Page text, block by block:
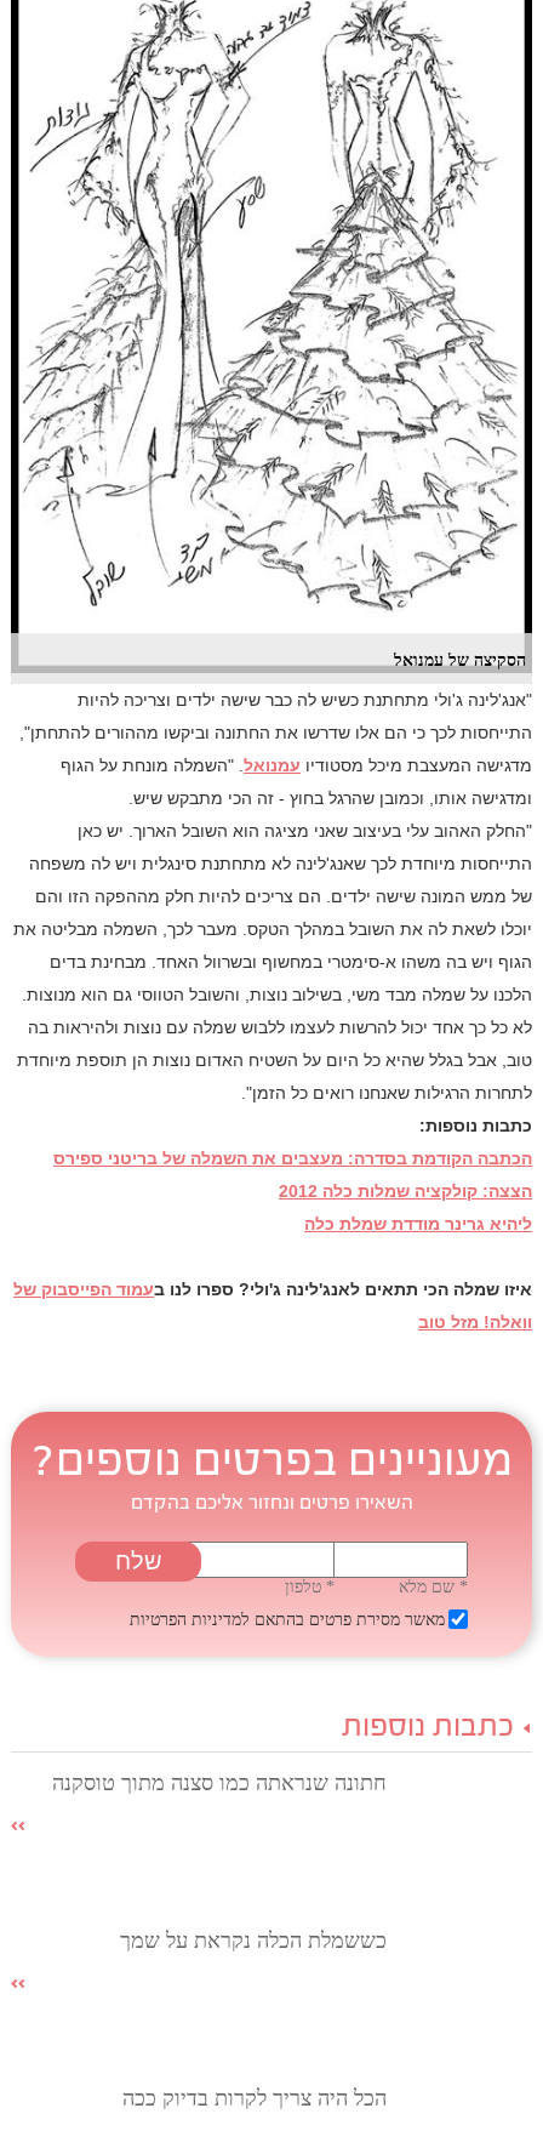
הסקיצה של עמנואל
"אנג'לינה ג'ולי מתחתנת כשיש לה כבר שישה ילדים וצריכה להיות
התייחסות לכך כי הם אלו שדרשו את החתונה וביקשו מההורים להתחתן",
מדגישה המעצבת מיכל מסטודיו עמנואל. "השמלה מונחת על הגוף
ומדגישה אותו, וכמובן שהרגל בחוץ - זה הכי מתבקש שיש.
"החלק האהוב עלי בעיצוב שאני מציגה הוא השובל הארוך. יש כאן
התייחסות מיוחדת לכך שאנג'לינה לא מתחתנת סינגלית ויש לה משפחה
של ממש המונה שישה ילדים. הם צריכים להיות חלק מההפקה הזו והם
יוכלו לשאת לה את השובל במהלך הטקס. מעבר לכך, השמלה מבליטה את
הגוף ויש בה משהו א-סימטרי במחשוף ובשרוול האחד. מבחינת בדים
הלכנו על שמלה מבד משי, בשילוב נוצות, והשובל הטווסי גם הוא מנוצות.
לא כל כך אחד יכול להרשות לעצמו ללבוש שמלה עם נוצות ולהיראות בה
טוב, אבל בגלל שהיא כל היום על השטיח האדום נוצות הן תוספת מיוחדת
לתחרות הרגילות שאנחנו רואים כל הזמן".
כתבות נוספות:
הכתבה הקודמת בסדרה: מעצבים את השמלה של בריטני ספירס
הצצה: קולקציה שמלות כלה 2012
ליהיא גרינר מודדת שמלת כלה
איזו שמלה הכי תתאים לאנג'לינה ג'ולי? ספרו לנו בעמוד הפייסבוק של
וואלה! מזל טוב
מעוניינים בפרטים נוספים?
השאירו פרטים ונחזור אליכם בהקדם
* שם מלא
* טלפון
מאשר מסירת פרטים בהתאם למדיניות הפרטיות
כתבות נוספות
חתונה שנראתה כמו סצנה מתוך טוסקנה
כששמלת הכלה נקראת על שמך
הכל היה צריך לקרות בדיוק ככה